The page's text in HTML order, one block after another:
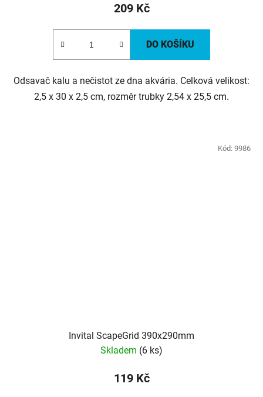
209 Kč
DO KOŠÍKU
Odsavač kalu a nečistot ze dna akvária. Celková velikost:
2,5 x 30 x 2,5 cm, rozměr trubky 2,54 x 25,5 cm.
Invital ScapeGrid 390x290mm
Skladem (6 ks)
119 Kč
Kód: 9986